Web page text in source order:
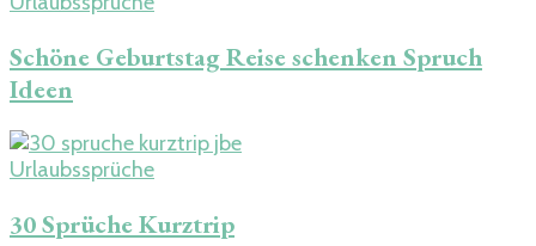
Schöne Geburtstag Reise schenken Spruch​
Ideen
Urlaubssprüche
30 Sprüche Kurztrip